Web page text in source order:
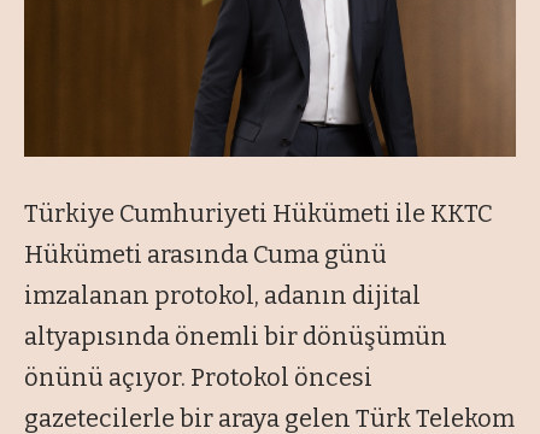
Türkiye Cumhuriyeti Hükümeti ile KKTC
Hükümeti arasında Cuma günü
imzalanan protokol, adanın dijital
altyapısında önemli bir dönüşümün
önünü açıyor. Protokol öncesi
gazetecilerle bir araya gelen Türk Telekom